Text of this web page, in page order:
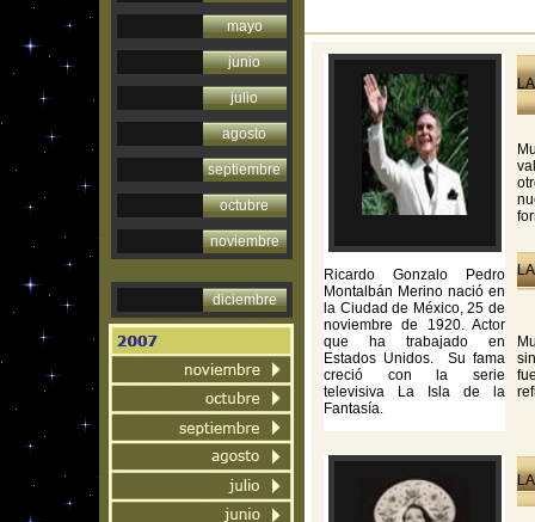
mayo
junio
julio
agosto
septiembre
octubre
noviembre
diciembre
Ricardo Gonzalo Pedro
Montalbán Merino nació en
la Ciudad de México, 25 de
noviembre de 1920. Actor
que ha trabajado en
Estados Unidos. Su fama
creció con la serie
televisiva La Isla de la
Fantasía.